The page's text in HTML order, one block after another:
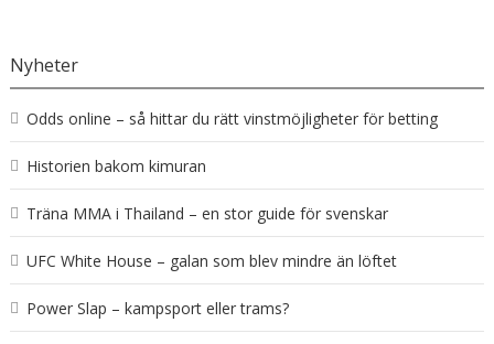
Nyheter
Odds online – så hittar du rätt vinstmöjligheter för betting
Historien bakom kimuran
Träna MMA i Thailand – en stor guide för svenskar
UFC White House – galan som blev mindre än löftet
Power Slap – kampsport eller trams?